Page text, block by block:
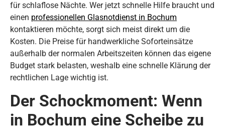
für schlaflose Nächte. Wer jetzt schnelle Hilfe braucht und
einen professionellen Glasnotdienst in Bochum
kontaktieren möchte, sorgt sich meist direkt um die
Kosten. Die Preise für handwerkliche Soforteinsätze
außerhalb der normalen Arbeitszeiten können das eigene
Budget stark belasten, weshalb eine schnelle Klärung der
rechtlichen Lage wichtig ist.
Der Schockmoment: Wenn
in Bochum eine Scheibe zu